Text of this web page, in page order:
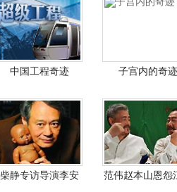
中国工程奇迹 子宫内的奇迹
柴静专访导演李安 范伟赵本山恩怨